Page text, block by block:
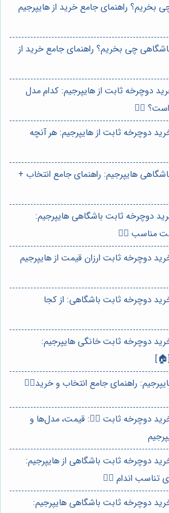
بخریم؟ راهنمای جامع خرید از هایپرجیم
چی بخریم؟ راهنمای جامع خرید از
دوچرخه ثابت از هایپرجیم: کدام مدل
🚴‍♀️
دوچرخه ثابت از هایپرجیم: هر آنچه
هایپرجیم: راهنمای جامع انتخاب +
دوچرخه ثابت باشگاهی هایپرجیم:
مناسب 🚴‍♀️
دوچرخه ثابت ارزان قیمت از هایپرجیم
دوچرخه ثابت باشگاهی: از کجا
دوچرخه ثابت خانگی هایپرجیم:
راهنمای جامع انتخاب و خرید🚴‍♀️
دوچرخه ثابت 🚴‍♀️: قیمت، مدل‌ها و
دوچرخه ثابت باشگاهی از هایپرجیم:
تناسب اندام 🚴‍♀️
دوچرخه ثابت باشگاهی هایپرجیم: